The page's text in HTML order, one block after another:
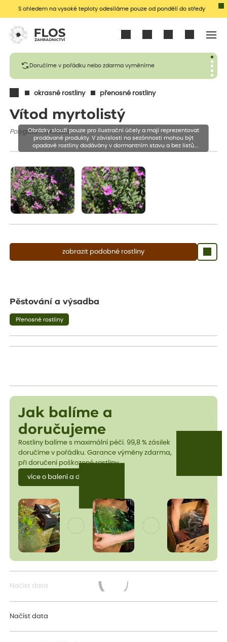
S ohledem na vysoké teploty odesíláme pouze od pondělí do středy
Doručíme v pořádku nebo zdarma vyměníme
okrasné rostliny přenosné rostliny
Vítod myrtolistý
Polygala myrtifolia
zobrazit podobné rostliny
Obrázky slouží pouze pro ilustrační účely a mají reprezentovat
prodávané produkty. V závislosti na sezónnosti mohou být
opadavé rostliny dodávány v dormantním stavu a bez listů.
Rostliny mohou být také sestřiženy níže, než je uvedená výška,
Pěstování a výsadba
Přenosné rostliny
Jak balíme a
doručujeme
Rostliny balíme s maximální péčí. 99,8 % zásilek
doručíme v pořádku. Garance výměny zdarma,
při doručení poškozené rostliny.
více o balení a dopravě
Načíst data
Načíst data